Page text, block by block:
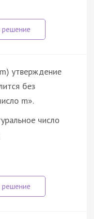
утверждение
без
m».
число